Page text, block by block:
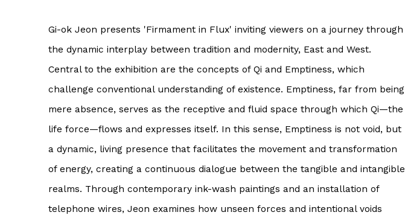
Gi-ok Jeon presents 'Firmament in Flux' inviting viewers on a journey through
the dynamic interplay between tradition and modernity, East and West.
Central to the exhibition are the concepts of Qi and Emptiness, which
challenge conventional understanding of existence. Emptiness, far from being
mere absence, serves as the receptive and fluid space through which Qi—the
life force—flows and expresses itself. In this sense, Emptiness is not void, but
a dynamic, living presence that facilitates the movement and transformation
of energy, creating a continuous dialogue between the tangible and intangible
realms. Through contemporary ink-wash paintings and an installation of
telephone wires, Jeon examines how unseen forces and intentional voids